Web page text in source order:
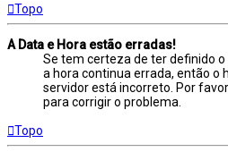
Topo
A Data e Hora estão erradas!
Se tem certeza de ter definido
a hora continua errada, então o
servidor está incorreto. Por
para corrigir o problema.
Topo